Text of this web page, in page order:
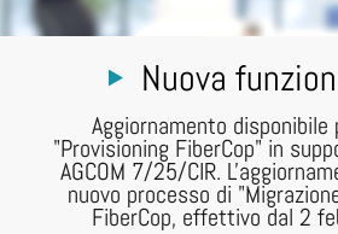
Nuova
Aggiornamento disponibile
"Provisioning FiberCop" in
AGCOM 7/25/CIR.
nuovo processo di
FiberCop, effettivo dal 2